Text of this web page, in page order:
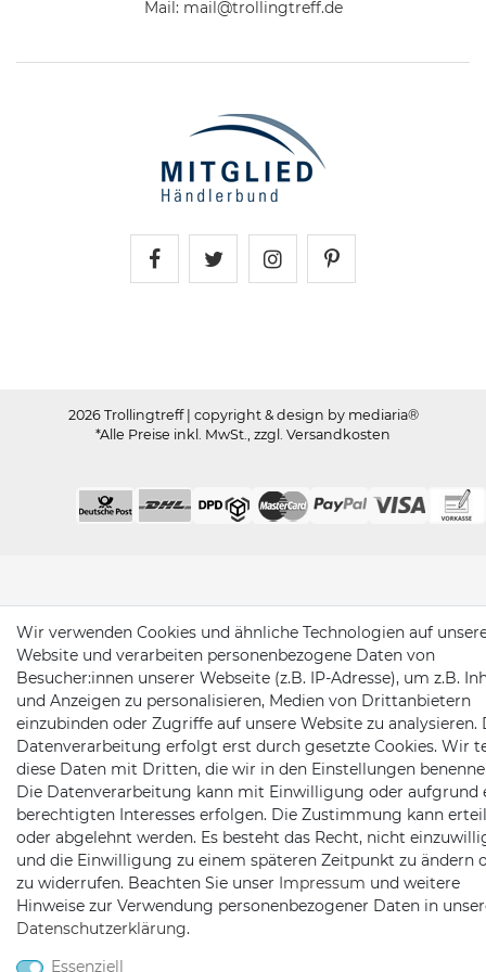
Mail: mail@trollingtreff.de
2026 Trollingtreff | copyright & design by mediaria®
*Alle Preise inkl. MwSt., zzgl. Versandkosten
Wir verwenden Cookies und ähnliche Technologien auf
Website und verarbeiten personenbezogene Daten von
Besucher:innen unserer Webseite (z.B. IP-Adresse), um z.B.
und Anzeigen zu personalisieren, Medien von Drittanbietern
einzubinden oder Zugriffe auf unsere Website zu analysieren.
Datenverarbeitung erfolgt erst durch gesetzte Cookies. Wir
diese Daten mit Dritten, die wir in den Einstellungen
Die Datenverarbeitung kann mit Einwilligung oder aufgrund
berechtigten Interesses erfolgen. Die Zustimmung kann
oder abgelehnt werden. Es besteht das Recht, nicht
und die Einwilligung zu einem späteren Zeitpunkt zu ändern
zu widerrufen. Beachten Sie unser Impressum und weitere
Hinweise zur Verwendung personenbezogener Daten in
Daten­schutz­erklärung.
Essenziell